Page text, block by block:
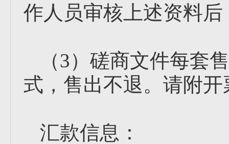
作人员审核上述资料
（3）磋商文件每套
式，售出不退。请附
汇款信息：